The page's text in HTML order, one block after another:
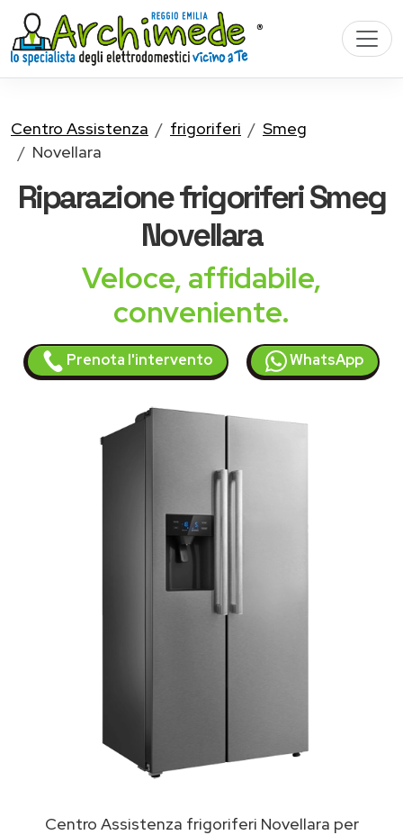
Centro Assistenza frigoriferi
Smeg
Novellara
Riparazionefrigoriferi Smeg
Novellara
Veloce, affidabile,
conveniente.
Prenota l'intervento WhatsApp
Centro Assistenza frigoriferi Novellara per